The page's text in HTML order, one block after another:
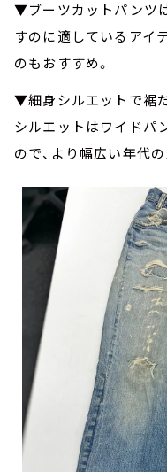
▼ブーツカットパンツ
すのに適しているアイ
のもおすすめ。
▼細身シルエットで裾
シルエットはワイドパ
ので、より幅広い年代